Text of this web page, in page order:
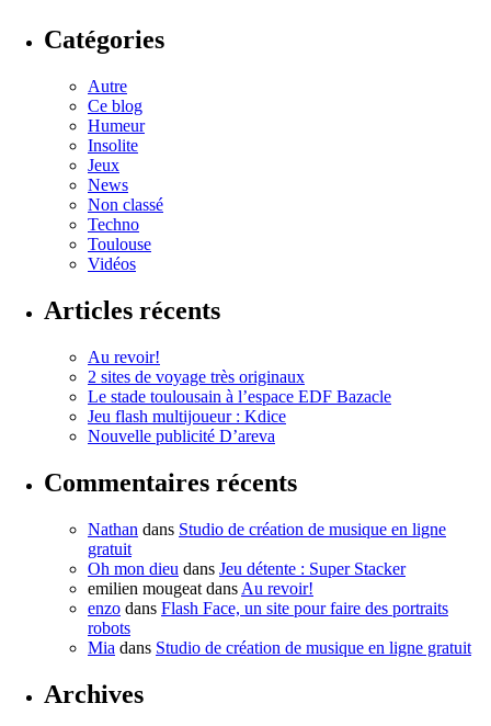
Catégories
Autre
Ce blog
Humeur
Insolite
Jeux
News
Non classé
Techno
Toulouse
Vidéos
Articles récents
Au revoir!
2 sites de voyage très originaux
Le stade toulousain à l’espace EDF Bazacle
Jeu flash multijoueur : Kdice
Nouvelle publicité D’areva
Commentaires récents
Nathan dans Studio de création de musique en ligne
gratuit
Oh mon dieu dans Jeu détente : Super Stacker
emilien mougeat dans Au revoir!
enzo dans Flash Face, un site pour faire des portraits
robots
Mia dans Studio de création de musique en ligne gratuit
Archives